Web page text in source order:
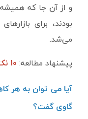
و از آن جا که
بودند، برای
می‌شد.
پیشنهاد مطالعه: 10 نکته طلایی در بورس
آیا می توان به هر
گاوی گفت؟